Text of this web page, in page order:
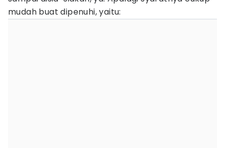
mudah buat dipenuhi, yaitu: